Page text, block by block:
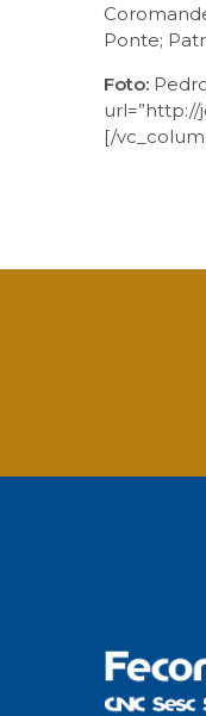
Ponte;
Foto:
url=”http://
[/